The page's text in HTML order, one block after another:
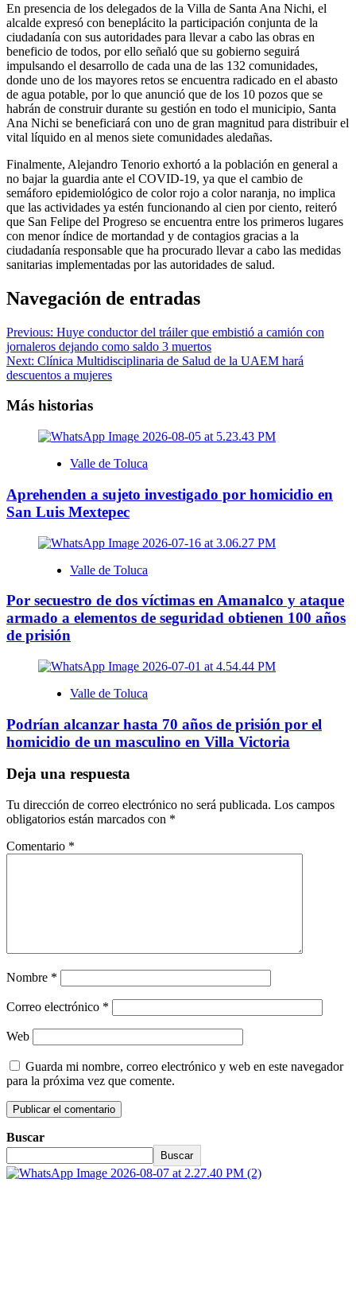
En presencia de los delegados de la Villa de Santa Ana Nichi, el
alcalde expresó con beneplácito la participación conjunta de la
ciudadanía con sus autoridades para llevar a cabo las obras en
beneficio de todos, por ello señaló que su gobierno seguirá
impulsando el desarrollo de cada una de las 132 comunidades,
donde uno de los mayores retos se encuentra radicado en el abasto
de agua potable, por lo que anunció que de los 10 pozos que se
habrán de construir durante su gestión en todo el municipio, Santa
Ana Nichi se beneficiará con uno de gran magnitud para distribuir el
vital líquido en al menos siete comunidades aledañas.
Finalmente, Alejandro Tenorio exhortó a la población en general a
no bajar la guardia ante el COVID-19, ya que el cambio de
semáforo epidemiológico de color rojo a color naranja, no implica
que las actividades ya estén funcionando al cien por ciento, reiteró
que San Felipe del Progreso se encuentra entre los primeros lugares
con menor índice de mortandad y de contagios gracias a la
ciudadanía responsable que ha procurado llevar a cabo las medidas
sanitarias implementadas por las autoridades de salud.
Navegación de entradas
Previous: Huye conductor del tráiler que embistió a camión con
jornaleros dejando como saldo 3 muertos
Next: Clínica Multidisciplinaria de Salud de la UAEM hará
descuentos a mujeres
Más historias
Valle de Toluca
Aprehenden a sujeto investigado por homicidio en
San Luis Mextepec
Valle de Toluca
Por secuestro de dos víctimas en Amanalco y ataque
armado a elementos de seguridad obtienen 100 años
de prisión
Valle de Toluca
Podrían alcanzar hasta 70 años de prisión por el
homicidio de un masculino en Villa Victoria
Deja una respuesta
Tu dirección de correo electrónico no será publicada. Los campos
obligatorios están marcados con *
Comentario *
Nombre *
Correo electrónico *
Web
Guarda mi nombre, correo electrónico y web en este navegador
para la próxima vez que comente.
Buscar
Buscar